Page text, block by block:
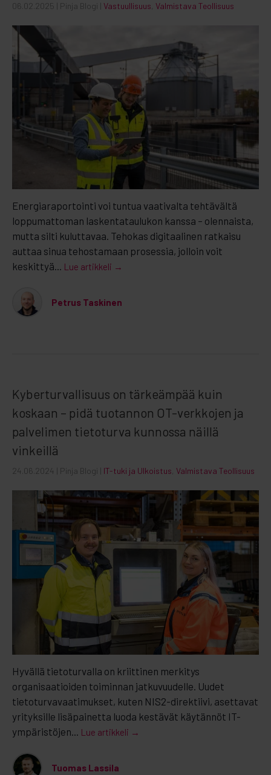
06.02.2025 | Pinja Blogi | Vastuullisuus Valmistava Teollisuus
Energiaraportointi voi tuntua vaativalta tehtävältä
loppumattoman laskentataulukon kanssa – olennaista,
mutta silti kuluttavaa. Tehokas digitaalinen ratkaisu
auttaa sinua tehostamaan prosessia, jolloin voit
keskittyä... Lue artikkeli →
Petrus Taskinen
Kyberturvallisuus on tärkeämpää kuin
koskaan – pidä tuotannon OT-verkkojen ja
palvelimen tietoturva kunnossa näillä
vinkeillä
24.06.2024 | Pinja Blogi | IT-tuki ja Ulkoistus Valmistava Teollisuus
Hyvällä tietoturvalla on kriittinen merkitys
organisaatioiden toiminnan jatkuvuudelle. Uudet
tietoturvavaatimukset, kuten NIS2-direktiivi, asettavat
yrityksille lisäpainetta luoda kestävät käytännöt IT-
ympäristöjen... Lue artikkeli →
Tuomas Lassila